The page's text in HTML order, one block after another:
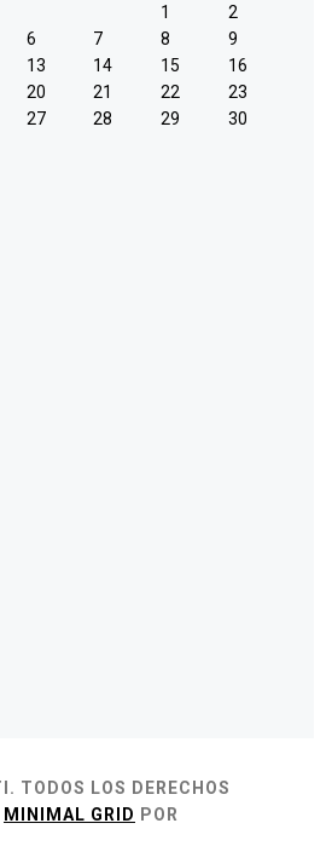
1
2
6 7 8
9
13 14 15
16
20 21 22
23
27 28 29
30
TODOS LOS DERECHOS
MINIMAL GRID POR